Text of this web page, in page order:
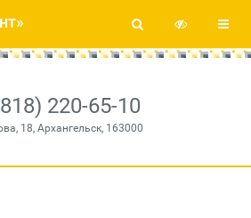
220-65-10
18, Архангельск, 163000